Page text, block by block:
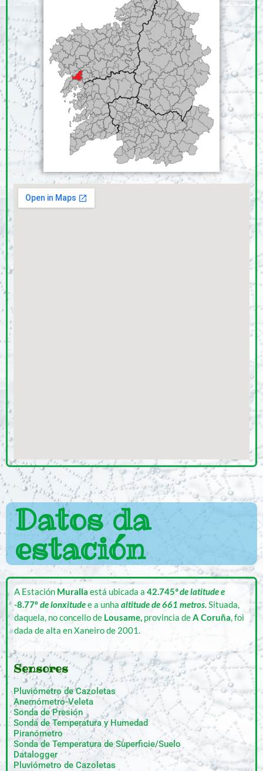
Datos da
estación
A Estación Muralla está ubicada a 42.745º de latitude e
-8.77ºde lonxitudee a unha altitude de 661 metros.Situada,
daquela, no concello de Lousame, provincia deA Coruña, foi
dada de alta en Xaneiro de 2001.
Sensores
Pluviómetro de Cazoletas
Anemómetro-Veleta
Sonda de Presión
Sonda de Temperatura y Humedad
Piranómetro
Sonda de Temperatura de Superficie/Suelo
Datalogger
Pluviómetro de Cazoletas